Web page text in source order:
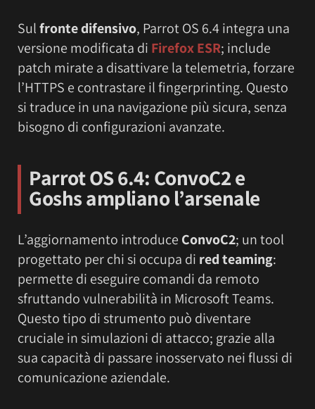
Sulfronte difensivo, Parrot OS 6.4 integra una
versione modificata di Firefox ESR; include
patch mirate a disattivare la telemetria, forzare
l’HTTPS e contrastare il fingerprinting. Questo
si traduce in una navigazione più sicura, senza
bisogno di configurazioni avanzate.
Parrot OS 6.4: ConvoC2 e
Goshs ampliano l’arsenale
L’aggiornamento introduce ConvoC2; un tool
progettato per chi si occupa di red teaming:
permette di eseguire comandi da remoto
sfruttando vulnerabilità in Microsoft Teams.
Questo tipo di strumento può diventare
cruciale in simulazioni di attacco; grazie alla
sua capacità di passare inosservato nei flussi di
comunicazione aziendale.